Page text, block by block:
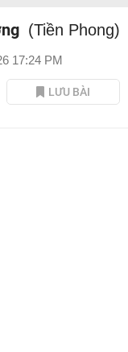
(Tiền Phong)
17:24 PM
LƯU BÀI